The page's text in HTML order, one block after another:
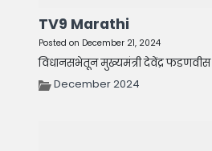
TV9 Marathi
Posted on December 21, 2024
विधानसभेतून मुख्यमंत्री देवेंद्र फडणवीस
December 2024